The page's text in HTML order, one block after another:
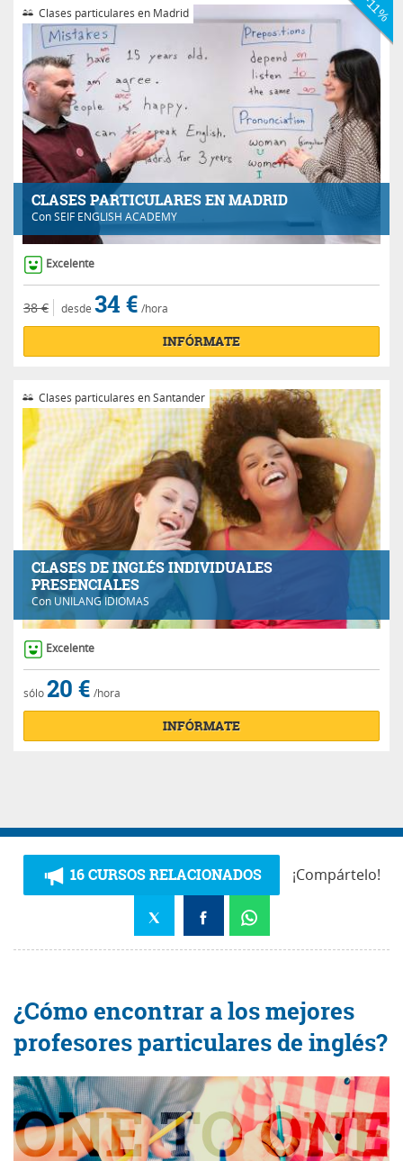
CLASES PARTICULARES EN MADRID
ConSEIF ENGLISH ACADEMY
Clases particulares en Madrid -11%
Excelente
38 € desde 34 € /hora
INFÓRMATE
CLASES DE INGLÉS INDIVIDUALES
PRESENCIALES
Con UNILANG IDIOMAS
Clases particulares en Santander
Excelente
sólo20 € /hora
INFÓRMATE
16 CURSOS RELACIONADOS ¡Compártelo!
¿Cómo encontrar a los mejores
profesores particulares de inglés?